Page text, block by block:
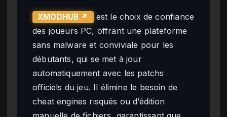
XMODHUB ↗
est le choix de confiance
des joueurs PC, offrant une plateforme
sans malware et conviviale pour les
débutants, qui se met à jour
automatiquement avec les patchs
officiels du jeu. Il élimine le besoin de
cheat engines risqués ou d’édition